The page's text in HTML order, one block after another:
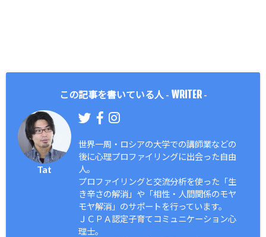
この記事を書いている人 - WRITER-
Tat
世界一周・ロシアの大学での講師業などの
後に心理プロファイリングに出会った自由
人。
プロファイリングと交流分析を使った「生
き辛さの解消」や「相性・人間関係のモヤ
モヤ解消」のサポートを行っています。
ＪＣＰＡ認定子育てコミュニケーション心
理士。